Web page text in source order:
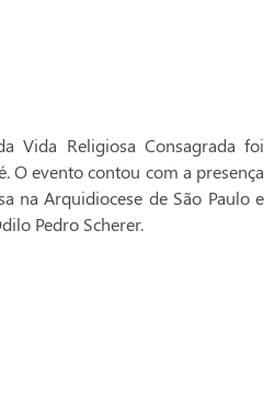
Vida Religiosa Consagrada foi
O evento contou com a presença
na Arquidiocese de São Paulo e
Pedro Scherer.